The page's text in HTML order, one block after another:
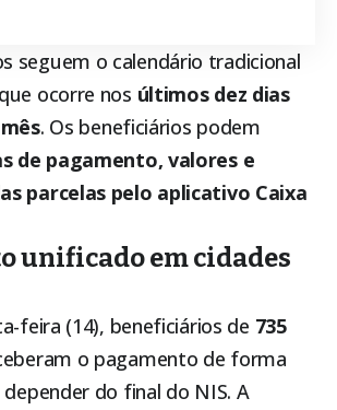
seguem o calendário tradicional
ocorre nos últimos dez dias
. Os beneficiários podem
de pagamento, valores e
parcelas pelo aplicativo Caixa
unificado em cidades
feira (14), beneficiários de 735
o pagamento de forma
do final do NIS. A